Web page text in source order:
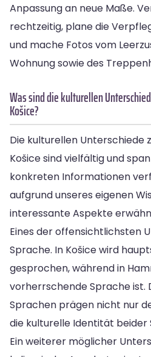
Anpassung an neue Maße.
rechtzeitig, plane die
und mache Fotos vom
Wohnung sowie des
Was sind die kulturellen
Košice?
Die kulturellen Unterschiede
Košice sind vielfältig und
konkreten Informationen
aufgrund unseres eigenen
interessante Aspekte
Eines der offensichtlichsten
Sprache. In Košice wird
gesprochen, während in
vorherrschende Sprache ist.
Sprachen prägen nicht nur
die kulturelle Identität beider
Ein weiterer möglicher